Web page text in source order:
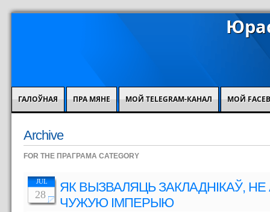
ГАЛОЎНАЯ ПРА МЯНЕ МОЙ TELEGRAM-КАНАЛ МОЙ
Archive
FOR THE ПРАГРАМА CATEGORY
JUL
28
ЯК ВЫЗВАЛЯЦЬ ЗАКЛАДНІКАЎ,
ЧУЖУЮ ІМПЕРЫЮ